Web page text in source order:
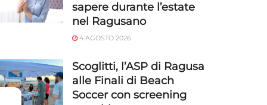
sapere durante l’estate
nel Ragusano
4 AGOSTO 2026
Scoglitti, l’ASP di Ragusa
alle Finali di Beach
Soccer con screening